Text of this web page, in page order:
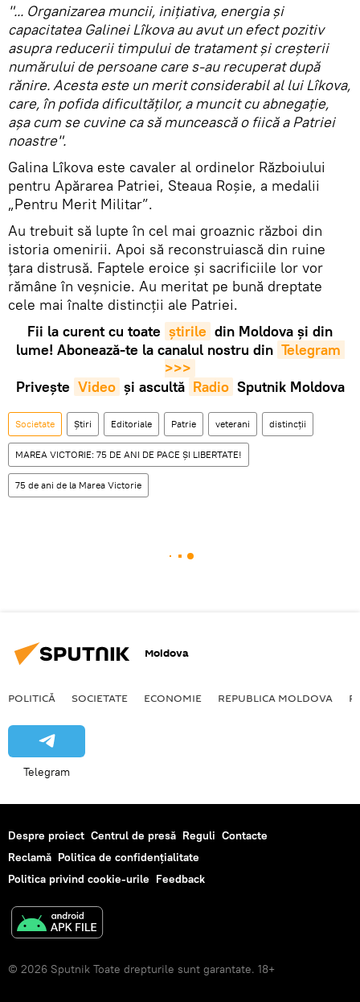
"... Organizarea muncii, inițiativa, energia și
capacitatea Galinei Lîkova au avut un efect pozitiv
asupra reducerii timpului de tratament și creșterii
numărului de persoane care s-au recuperat după
rănire. Acesta este un merit considerabil al lui Lîkova,
care, în pofida dificultăților, a muncit cu abnegație,
așa cum se cuvine ca să muncească o fiică a Patriei
noastre".
Galina Lîkova este cavaler al ordinelor Războiului
pentru Apărarea Patriei, Steaua Roșie, a medalii
„Pentru Merit Militar”.
Au trebuit să lupte în cel mai groaznic război din
istoria omenirii. Apoi să reconstruiască din ruine
țara distrusă. Faptele eroice și sacrificiile lor vor
rămâne în veșnicie. Au meritat pe bună dreptate
cele mai înalte distincții ale Patriei.
Fii la curent cu toate știrile din Moldova și din
lume! Abonează-te la canalul nostru din Telegram
>>>
Privește Video și ascultă Radio Sputnik Moldova
Societate Știri Editoriale Patrie veterani distincții
MAREA VICTORIE: 75 DE ANI DE PACE ȘI LIBERTATE!
75 de ani de la Marea Victorie
Moldova
POLITICĂ SOCIETATE ECONOMIE REPUBLICA MOLDOVA
Telegram
Despre proiect Centrul de presă Reguli Contacte
Reclamă Politica de confidențialitate
Politica privind cookie-urile Feedback
© 2026 Sputnik Toate drepturile sunt garantate. 18+